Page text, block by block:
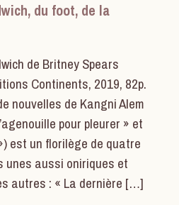
du foot, de la
de Britney Spears
Continents, 2019, 82p.
nouvelles de Kangni Alem
pour pleurer » et
est un florilège de quatre
unes aussi oniriques et
autres : « La dernière […]